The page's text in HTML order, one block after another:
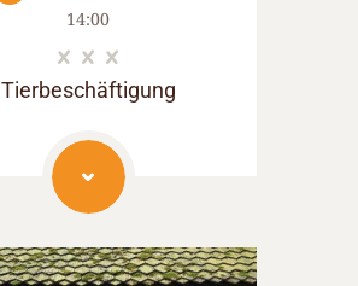
14:00
Tierbeschäftigung